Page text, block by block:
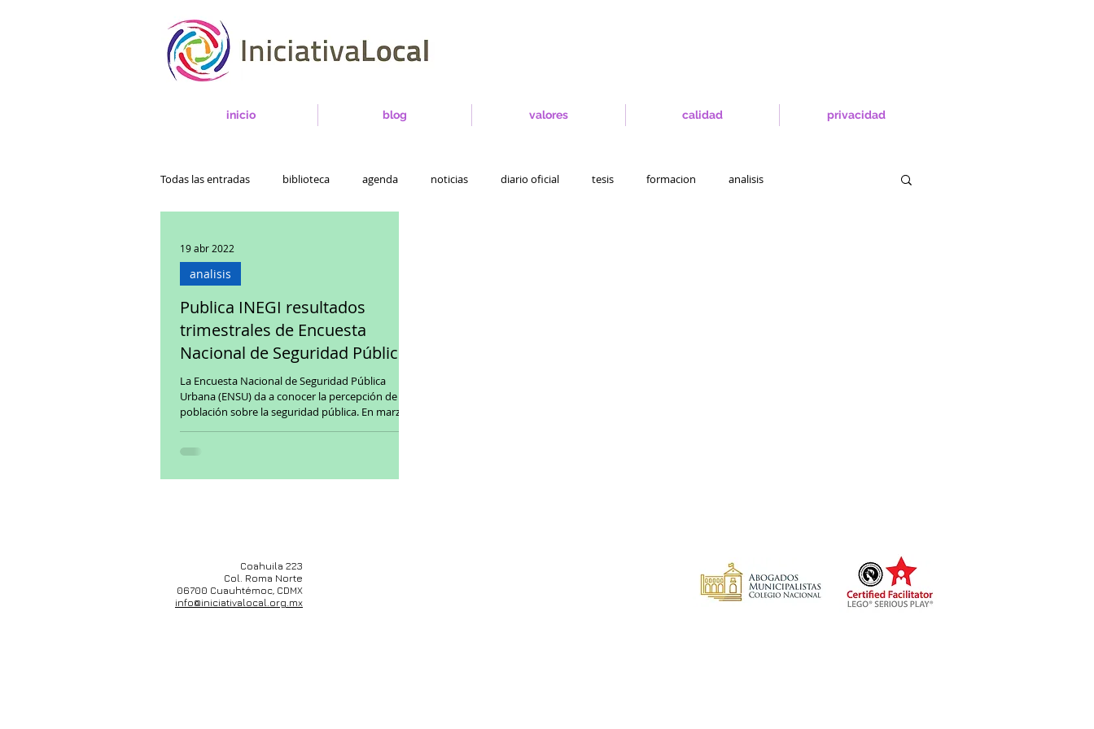
inicio blog valores calidad privacidad
Todas las entradas biblioteca agenda noticias diario oficial tesis formacion analisis
Publica INEGI resultados
trimestrales de Encuesta
Nacional de Seguridad Pública
Urbana
La Encuesta Nacional de Seguridad Pública
Urbana (ENSU) da a conocer la percepción de la
población sobre la seguridad pública. En marzo...
analisis
19 abr 2022
Coahuila 223
Col. Roma Norte
06700 Cuauhtémoc, CDMX
info@iniciativalocal.org.mx